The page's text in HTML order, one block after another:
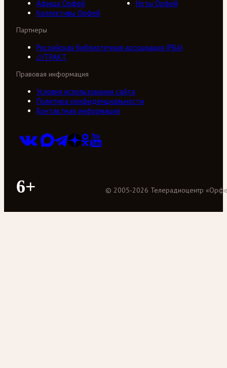
Афиша Орфей
Ноты Орфей
Коллективы Орфей
Партнеры
Российская библиотечная ассоциация (РБА)
///ТРАКТ
Правовая информация
Условия использования сайта
Политика конфиденциальности
Контактная информация
6+ © 2005-2026 Телерадиоцентр